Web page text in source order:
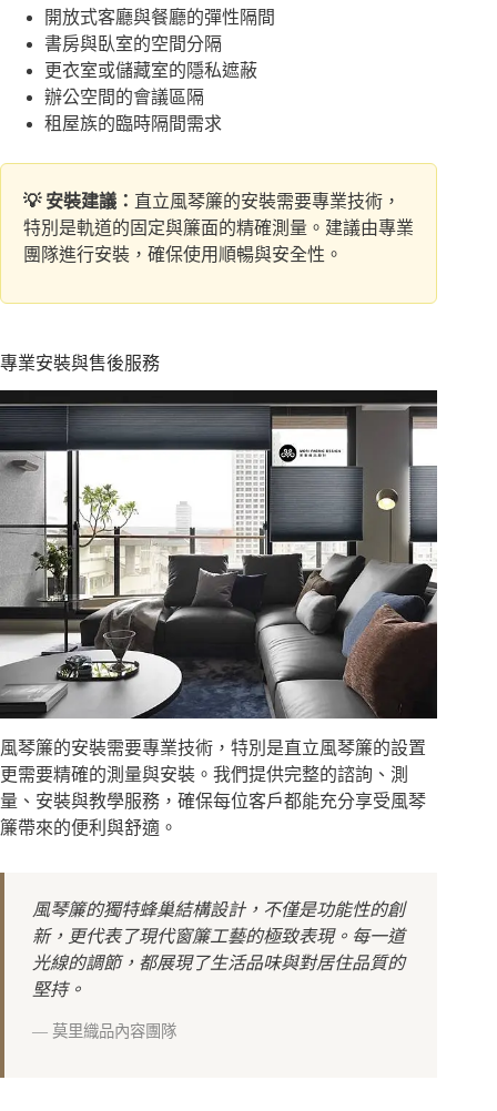
開放式客廳與餐廳的彈性隔間
書房與臥室的空間分隔
更衣室或儲藏室的隱私遮蔽
辦公空間的會議區隔
租屋族的臨時隔間需求
💡 安裝建議： 直立風琴簾的安裝需要專業技術，
特別是軌道的固定與簾面的精確測量。建議由專業
團隊進行安裝，確保使用順暢與安全性。
專業安裝與售後服務
風琴簾的安裝需要專業技術，特別是直立風琴簾的設置
更需要精確的測量與安裝。我們提供完整的諮詢、測
量、安裝與教學服務，確保每位客戶都能充分享受風琴
簾帶來的便利與舒適。
風琴簾的獨特蜂巢結構設計，不僅是功能性的創
新，更代表了現代窗簾工藝的極致表現。每一道
光線的調節，都展現了生活品味與對居住品質的
堅持。
— 莫里織品內容團隊